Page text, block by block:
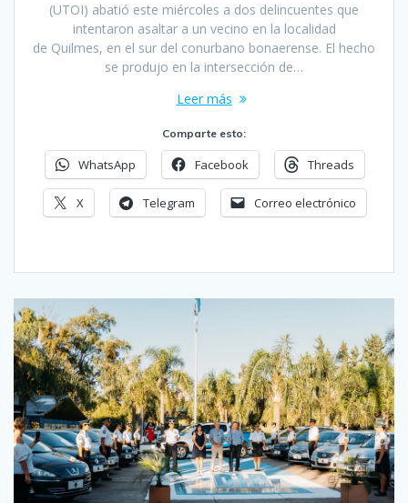
(UTOI) abatió este miércoles a dos delincuentes que
intentaron asaltar a un vecino en la localidad
de Quilmes, en el sur del conurbano bonaerense. El hecho
se produjo en la intersección de…
Leer más
Comparte esto:
WhatsApp Facebook Threads
X Telegram Correo electrónico